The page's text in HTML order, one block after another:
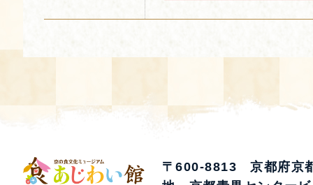
〒600-8813 京都府京